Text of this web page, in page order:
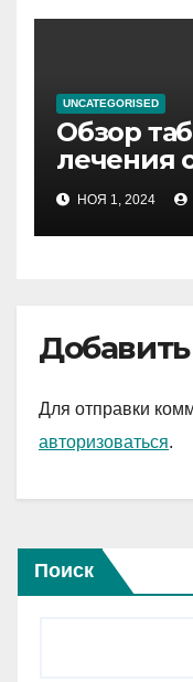
UNCATEGORISED
Обзор
лечения
НОЯ 1, 2024
Для отправки
авторизоваться.
Поиск